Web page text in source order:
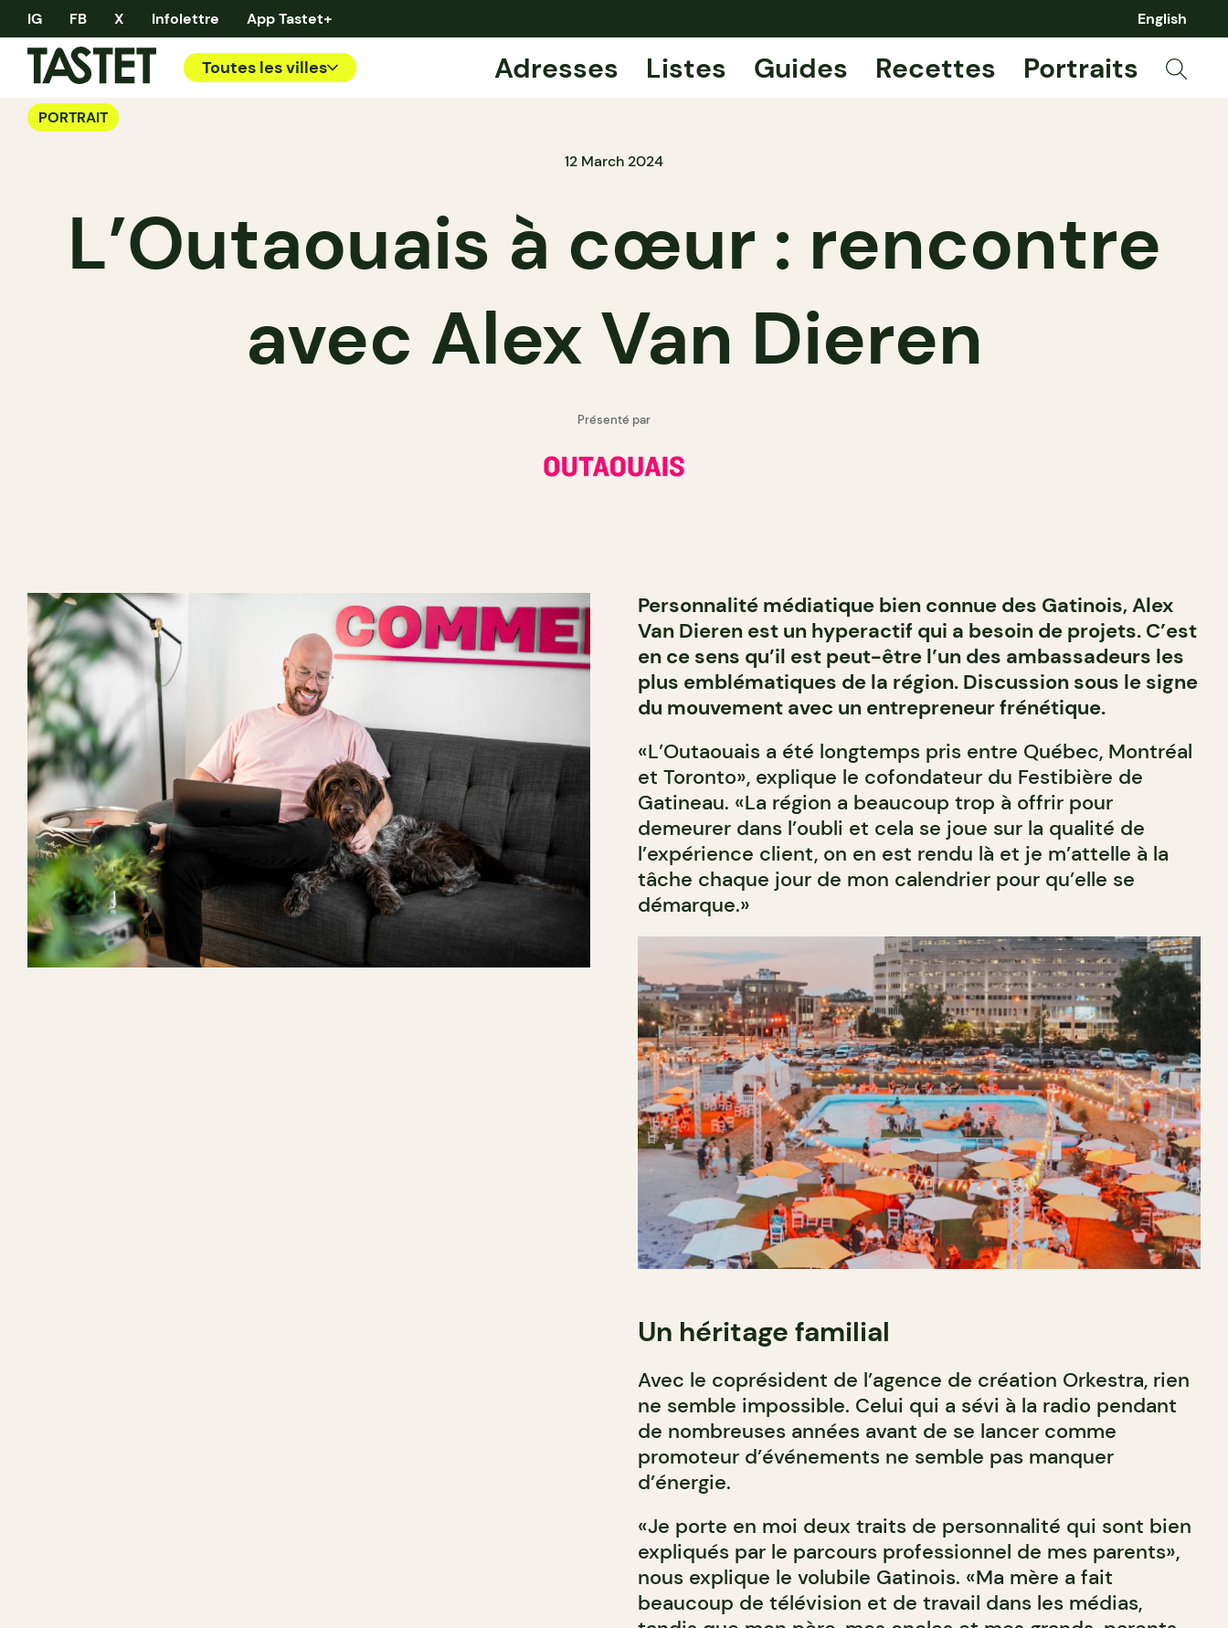
IG FB X Infolettre App Tastet+ English
Toutes les villes Adresses Listes Guides Recettes Portraits
PORTRAIT
12 March 2024
L’Outaouais à cœur : rencontre
avec Alex Van Dieren
Présenté par
Personnalité médiatique bien connue des Gatinois, Alex
Van Dieren est un hyperactif qui a besoin de projets. C’est
en ce sens qu’il est peut-être l’un des ambassadeurs les
plus emblématiques de la région. Discussion sous le signe
du mouvement avec un entrepreneur frénétique.
«L’Outaouais a été longtemps pris entre Québec, Montréal
et Toronto», explique le cofondateur du Festibière de
Gatineau. «La région a beaucoup trop à offrir pour
demeurer dans l’oubli et cela se joue sur la qualité de
l’expérience client, on en est rendu là et je m’attelle à la
tâche chaque jour de mon calendrier pour qu’elle se
démarque.»
Un héritage familial
Avec le coprésident de l’agence de création Orkestra, rien
ne semble impossible. Celui qui a sévi à la radio pendant
de nombreuses années avant de se lancer comme
promoteur d’événements ne semble pas manquer
d’énergie.
«Je porte en moi deux traits de personnalité qui sont bien
expliqués par le parcours professionnel de mes parents»,
nous explique le volubile Gatinois. «Ma mère a fait
beaucoup de télévision et de travail dans les médias,